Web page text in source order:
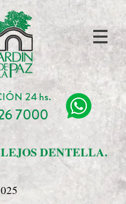
24 hs.
7000
DENTELLA.